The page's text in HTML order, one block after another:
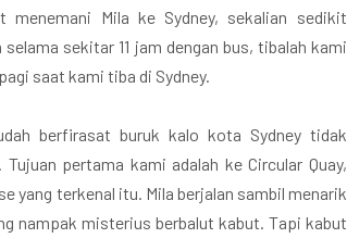
menemani Mila ke Sydney, sekalian sedikit
sekitar 11 jam dengan bus, tibalah kami
saat kami tiba di Sydney.
berfirasat buruk kalo kota Sydney tidak
pertama kami adalah ke Circular Quay,
yang terkenal itu. Mila berjalan sambil menarik
nampak misterius berbalut kabut. Tapi kabut